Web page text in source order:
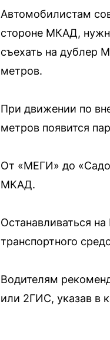
Автомобилистам
стороне МКАД,
съехать на дублер
метров.
При движении по
метров появится
От «МЕГИ» до
МКАД.
Останавливаться
транспортного
Водителям
или 2ГИС, указав в